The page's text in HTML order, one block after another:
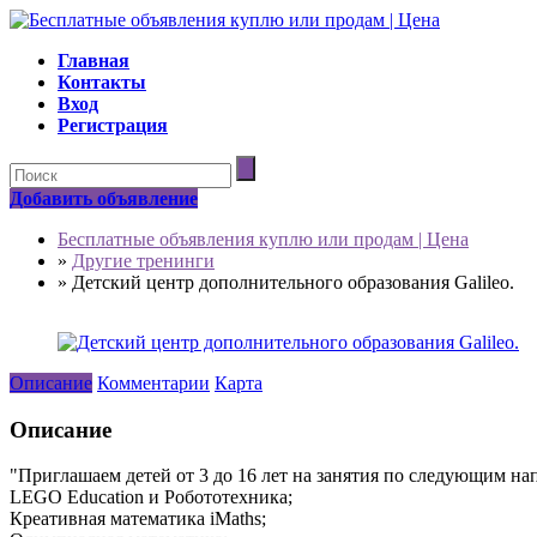
Главная
Контакты
Вход
Регистрация
Добавить объявление
Бесплатные объявления куплю или продам | Цена
» Другие тренинги
» Детский центр дополнительного образования Galileo.
Описание Комментарии Карта
Описание
"Приглашаем детей от 3 до 16 лет на занятия по следующим
LEGO Education и Робототехника;
Креативная математика iMaths;